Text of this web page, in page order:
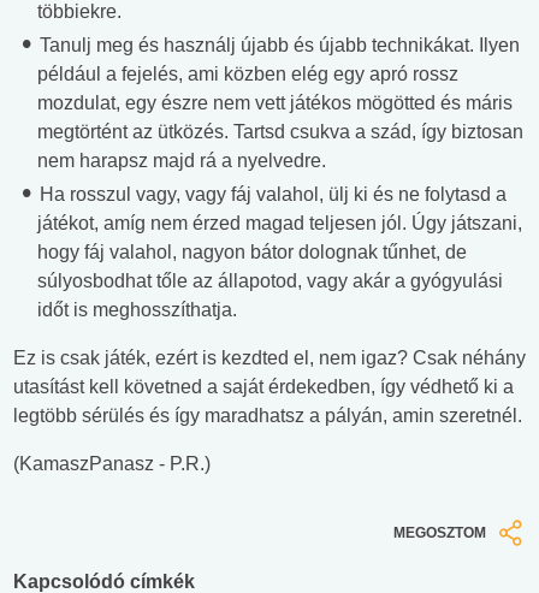
többiekre.
Tanulj meg és használj újabb és újabb technikákat. Ilyen
például a fejelés, ami közben elég egy apró rossz
mozdulat, egy észre nem vett játékos mögötted és máris
megtörtént az ütközés. Tartsd csukva a szád, így biztosan
nem harapsz majd rá a nyelvedre.
Ha rosszul vagy, vagy fáj valahol, ülj ki és ne folytasd a
játékot, amíg nem érzed magad teljesen jól. Úgy játszani,
hogy fáj valahol, nagyon bátor dolognak tűnhet, de
súlyosbodhat tőle az állapotod, vagy akár a gyógyulási
időt is meghosszíthatja.
Ez is csak játék, ezért is kezdted el, nem igaz? Csak néhány
utasítást kell követned a saját érdekedben, így védhető ki a
legtöbb sérülés és így maradhatsz a pályán, amin szeretnél.
(KamaszPanasz - P.R.)
MEGOSZTOM
Kapcsolódó címkék